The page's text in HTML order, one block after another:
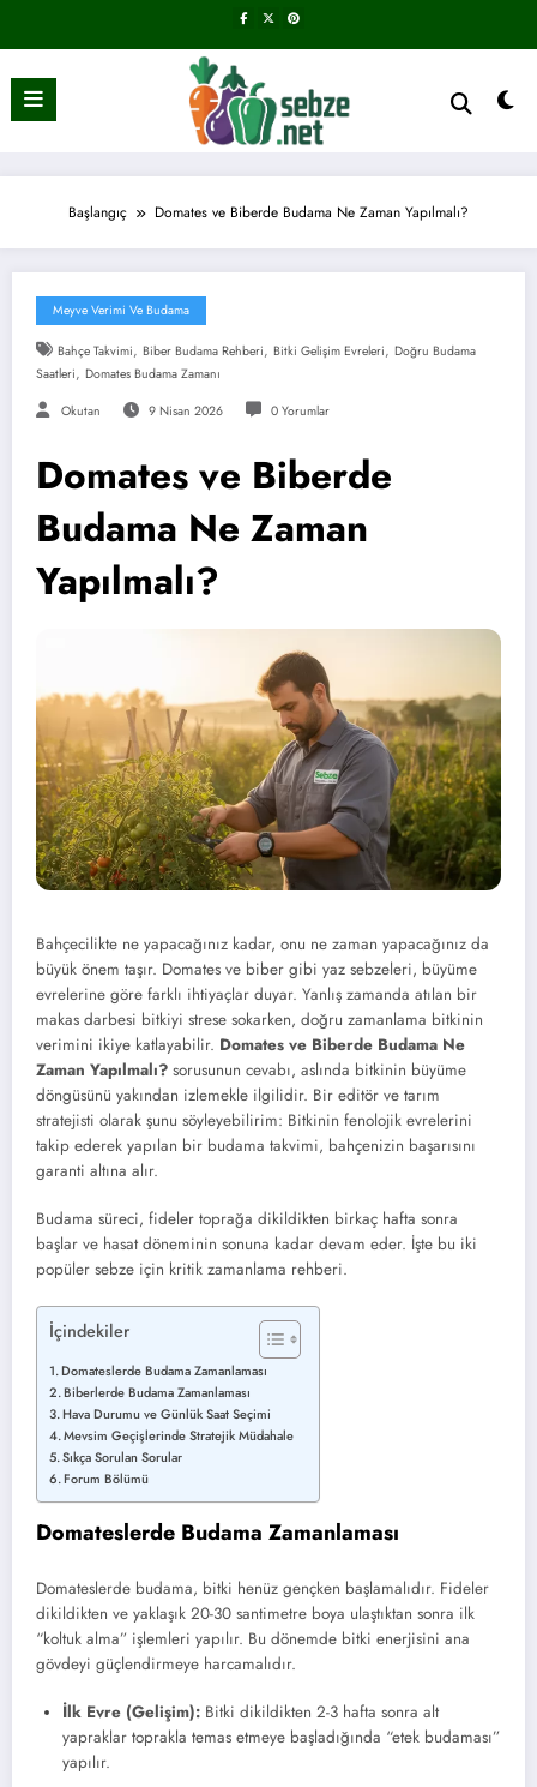
Başlangıç Domates ve Biberde Budama Ne Zaman Yapılmalı?
Meyve Verimi Ve Budama
Bahçe Takvimi, Biber Budama Rehberi, Bitki Gelişim Evreleri, Doğru Budama
Saatleri, Domates Budama Zamanı
Okutan 9 Nisan 2026 0 Yorumlar
Domates ve Biberde
Budama Ne Zaman
Yapılmalı?
Bahçecilikte ne yapacağınız kadar, onu ne zaman yapacağınız da
büyük önem taşır. Domates ve biber gibi yaz sebzeleri, büyüme
evrelerine göre farklı ihtiyaçlar duyar. Yanlış zamanda atılan bir
makas darbesi bitkiyi strese sokarken, doğru zamanlama bitkinin
verimini ikiye katlayabilir. Domates ve Biberde Budama Ne
Zaman Yapılmalı? sorusunun cevabı, aslında bitkinin büyüme
döngüsünü yakından izlemekle ilgilidir. Bir editör ve tarım
stratejisti olarak şunu söyleyebilirim: Bitkinin fenolojik evrelerini
takip ederek yapılan bir budama takvimi, bahçenizin başarısını
garanti altına alır.
Budama süreci, fideler toprağa dikildikten birkaç hafta sonra
başlar ve hasat döneminin sonuna kadar devam eder. İşte bu iki
popüler sebze için kritik zamanlama rehberi.
İçindekiler
Domateslerde Budama Zamanlaması
Biberlerde Budama Zamanlaması
Hava Durumu ve Günlük Saat Seçimi
Mevsim Geçişlerinde Stratejik Müdahale
Sıkça Sorulan Sorular
Forum Bölümü
Domateslerde Budama Zamanlaması
Domateslerde budama, bitki henüz gençken başlamalıdır. Fideler
dikildikten ve yaklaşık 20-30 santimetre boya ulaştıktan sonra ilk
“koltuk alma” işlemleri yapılır. Bu dönemde bitki enerjisini ana
gövdeyi güçlendirmeye harcamalıdır.
İlk Evre (Gelişim): Bitki dikildikten 2-3 hafta sonra alt
yapraklar toprakla temas etmeye başladığında “etek budaması”
yapılır.